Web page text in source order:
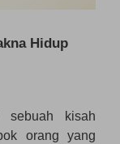
Hidup
sebuah kisah
orang yang